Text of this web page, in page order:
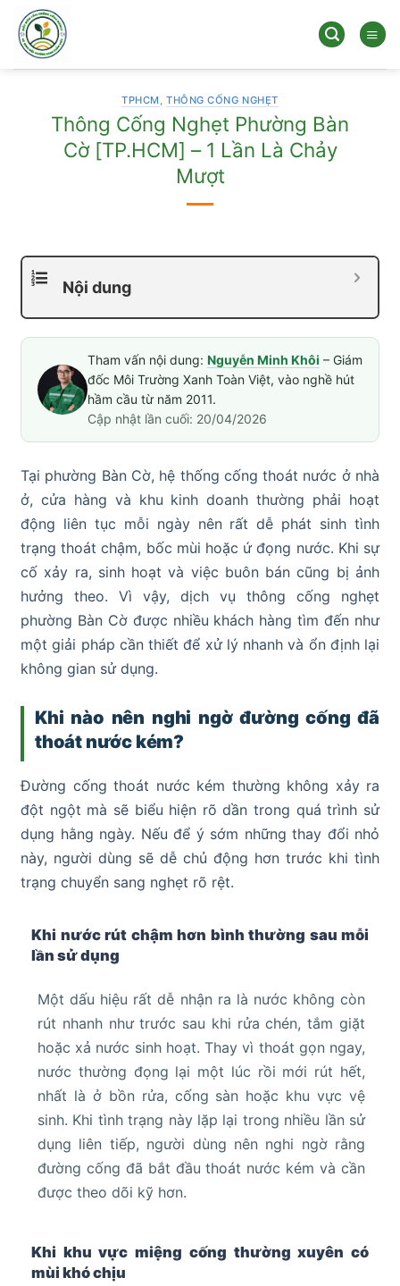
qua
dung
TPHCM , THÔNG CỐNG NGHẸT
Thông Cống Nghẹt Phường Bàn
Cờ [TP.HCM] – 1 Lần Là Chảy
Mượt
Nội dung
Tham vấn nội dung: Nguyễn Minh Khôi – Giám
đốc Môi Trường Xanh Toàn Việt, vào nghề hút
hầm cầu từ năm 2011.
Cập nhật lần cuối: 20/04/2026
Tại phường Bàn Cờ, hệ thống cống thoát nước ở nhà
ở, cửa hàng và khu kinh doanh thường phải hoạt
động liên tục mỗi ngày nên rất dễ phát sinh tình
trạng thoát chậm, bốc mùi hoặc ứ đọng nước. Khi sự
cố xảy ra, sinh hoạt và việc buôn bán cũng bị ảnh
hưởng theo. Vì vậy, dịch vụ thông cống nghẹt
phường Bàn Cờ được nhiều khách hàng tìm đến như
một giải pháp cần thiết để xử lý nhanh và ổn định lại
không gian sử dụng.
Khi nào nên nghi ngờ đường cống đã
thoát nước kém?
Đường cống thoát nước kém thường không xảy ra
đột ngột mà sẽ biểu hiện rõ dần trong quá trình sử
dụng hằng ngày. Nếu để ý sớm những thay đổi nhỏ
này, người dùng sẽ dễ chủ động hơn trước khi tình
trạng chuyển sang nghẹt rõ rệt.
Khi nước rút chậm hơn bình thường sau mỗi
lần sử dụng
Một dấu hiệu rất dễ nhận ra là nước không còn
rút nhanh như trước sau khi rửa chén, tắm giặt
hoặc xả nước sinh hoạt. Thay vì thoát gọn ngay,
nước thường đọng lại một lúc rồi mới rút hết,
nhất là ở bồn rửa, cống sàn hoặc khu vực vệ
sinh. Khi tình trạng này lặp lại trong nhiều lần sử
dụng liên tiếp, người dùng nên nghi ngờ rằng
đường cống đã bắt đầu thoát nước kém và cần
được theo dõi kỹ hơn.
Khi khu vực miệng cống thường xuyên có
mùi khó chịu